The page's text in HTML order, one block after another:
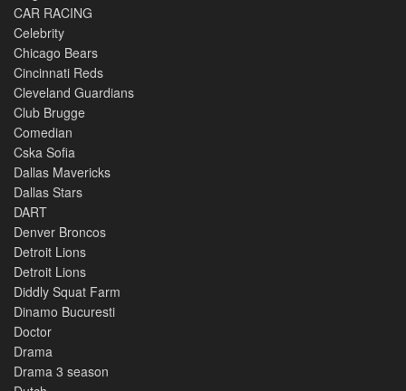
CAR RACING
Celebrity
Chicago Bears
Cincinnati Reds
Cleveland Guardians
Club Brugge
Comedian
Cska Sofia
Dallas Mavericks
Dallas Stars
DART
Denver Broncos
Detroit Lions
Detroit Lions
Diddly Squat Farm
Dinamo Bucuresti
Doctor
Drama
Drama 3 season